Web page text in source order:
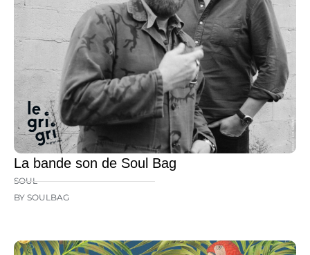
La bande son de Soul Bag
SOUL
BY SOULBAG